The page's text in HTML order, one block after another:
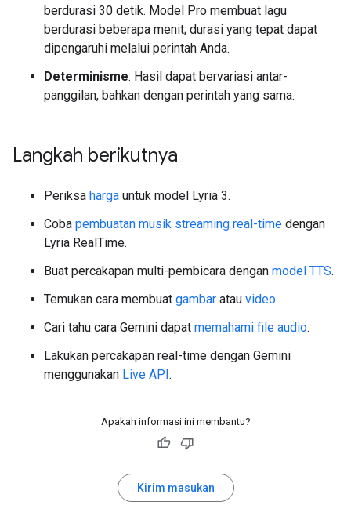
berdurasi 30 detik. Model Pro membuat lagu
berdurasi beberapa menit; durasi yang tepat dapat
dipengaruhi melalui perintah Anda.
Determinisme: Hasil dapat bervariasi antar-
panggilan, bahkan dengan perintah yang sama.
Langkah berikutnya
Periksa harga untuk model Lyria 3.
Coba pembuatan musik streaming real-time dengan
Lyria RealTime.
Buat percakapan multi-pembicara dengan model TTS.
Temukan cara membuat gambar atau video.
Cari tahu cara Gemini dapat memahami file audio.
Lakukan percakapan real-time dengan Gemini
menggunakan Live API.
Apakah informasi ini membantu?
Kirim masukan